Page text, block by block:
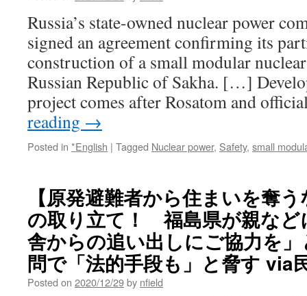
Russia’s state-owned nuclear power
signed an agreement confirming its
construction of a small modular
Russian Republic of Sakha. […]
project comes after Rosatom and
reading →
Posted in *English | Tagged Nuclear power, Safety, small
【原発避難者から住まいを奪
の取り立て！ 福島県が親など
舎からの追い出しにご協力を
問で「法的手段も」と脅す via
Posted on 2020/12/29by nfield